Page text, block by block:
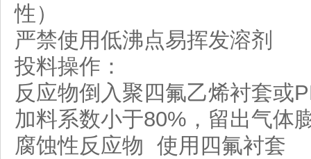
性）
严禁使用低沸点易挥发溶剂
投料操作：
反应物倒入聚四氟乙烯衬套或
加料系数小于80%，留出气体
腐蚀性反应物 使用四氟衬套